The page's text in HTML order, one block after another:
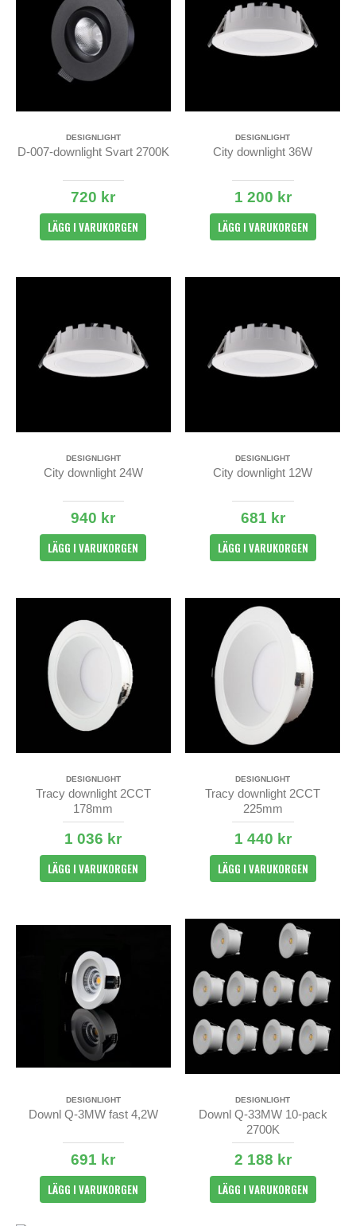
DESIGNLIGHT
D-007-downlight Svart 2700K
720 kr
LÄGG I VARUKORGEN
DESIGNLIGHT
City downlight 36W
1 200 kr
LÄGG I VARUKORGEN
DESIGNLIGHT
City downlight 24W
940 kr
LÄGG I VARUKORGEN
DESIGNLIGHT
City downlight 12W
681 kr
LÄGG I VARUKORGEN
DESIGNLIGHT
Tracy downlight 2CCT
178mm
1 036 kr
LÄGG I VARUKORGEN
DESIGNLIGHT
Tracy downlight 2CCT
225mm
1 440 kr
LÄGG I VARUKORGEN
DESIGNLIGHT
Downl Q-3MW fast 4,2W
691 kr
LÄGG I VARUKORGEN
DESIGNLIGHT
Downl Q-33MW 10-pack
2700K
2 188 kr
LÄGG I VARUKORGEN